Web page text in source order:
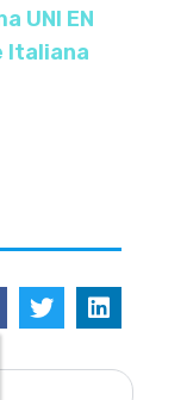
UNI EN
Italiana